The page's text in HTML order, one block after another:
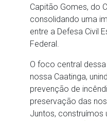
Capitão Gomes, do
consolidando uma
entre a Defesa Civil
Federal.
O foco central
nossa Caatinga,
prevenção de
preservação das
Juntos, construímos